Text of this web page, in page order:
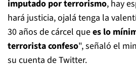
imputado por terrorismo, hay
hará justicia, ojalá tenga la
30 años de cárcel quees lo
terrorista confeso", señaló el
su cuenta de Twitter.